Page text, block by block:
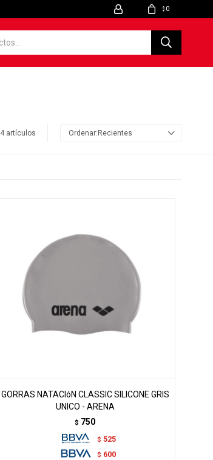
$ 0
4 artículos Recientes
GORRAS NATACIóN CLASSIC SILICONE GRIS
UNICO - ARENA
$ 750
$ 525
$ 600